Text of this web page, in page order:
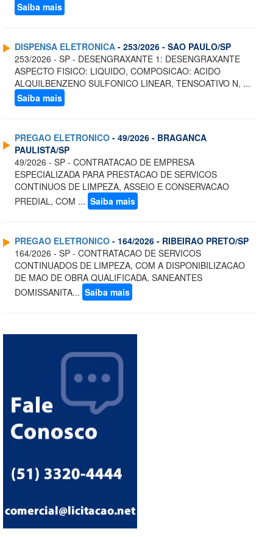
Saiba mais
DISPENSA ELETRONICA - 253/2026 - SAO PAULO/SP
253/2026 - SP - DESENGRAXANTE 1: DESENGRAXANTE
ASPECTO FISICO: LIQUIDO, COMPOSICAO: ACIDO
ALQUILBENZENO SULFONICO LINEAR, TENSOATIVO N, ...
Saiba mais
PREGAO ELETRONICO - 49/2026 - BRAGANCA
PAULISTA/SP
49/2026 - SP - CONTRATACAO DE EMPRESA
ESPECIALIZADA PARA PRESTACAO DE SERVICOS
CONTINUOS DE LIMPEZA, ASSEIO E CONSERVACAO
PREDIAL, COM ... Saiba mais
PREGAO ELETRONICO - 164/2026 - RIBEIRAO PRETO/SP
164/2026 - SP - CONTRATACAO DE SERVICOS
CONTINUADOS DE LIMPEZA, COM A DISPONIBILIZACAO
DE MAO DE OBRA QUALIFICADA, SANEANTES
DOMISSANITA... Saiba mais